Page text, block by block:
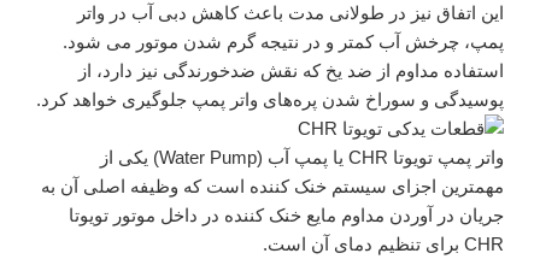
این اتفاق نیز در طولانی مدت باعث کاهش دبی آب در واتر
پمپ، چرخش آب کمتر و در نتیجه گرم شدن موتور می شود.
استفاده مداوم از ضد یخ که نقش ضد‌خورندگی نیز دارد، از
پوسیدگی و سوراخ شدن پره‌های واتر پمپ جلوگیری خواهد کرد.
واتر پمپ تویوتا CHR یا پمپ آب (Water Pump) یکی از
مهمترین اجزای سیستم خنک کننده است که وظیفه اصلی آن به
جریان در آوردن مداوم مایع خنک کننده در داخل موتور تویوتا
CHR برای تنظیم دمای آن است.